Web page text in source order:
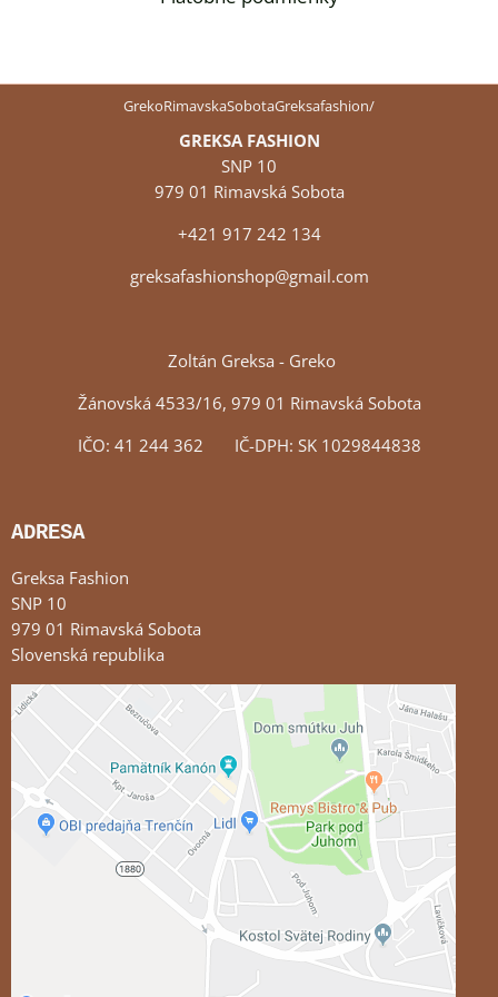
GrekoRimavskaSobotaGreksafashion/
GREKSA FASHION
SNP 10
979 01 Rimavská Sobota
+421 917 242 134
greksafashionshop@gmail.com
Zoltán Greksa - Greko
Žánovská 4533/16, 979 01 Rimavská Sobota
IČO: 41 244 362 IČ-DPH: SK 1029844838
ADRESA
Greksa Fashion
SNP 10
979 01 Rimavská Sobota
Slovenská republika
Externý obsah je blokovaný Voľbami súkromia
Prajete si načítať externý obsah?
Povoliť tentokrát
Povoliť a zapamätať - súhlas s druhom cookie:
Funkčné
Otvoriť obsah v novom okne